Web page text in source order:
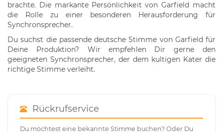
brachte. Die markante Persönlichkeit von Garfield macht
die Rolle zu einer besonderen Herausforderung für
Synchronsprecher.
Du suchst die passende deutsche Stimme von Garfield für
Deine Produktion? Wir empfehlen Dir gerne den
geeigneten Synchronsprecher, der dem kultigen Kater die
richtige Stimme verleiht.
Rückrufservice
Du möchtest eine bekannte Stimme buchen? Oder Du